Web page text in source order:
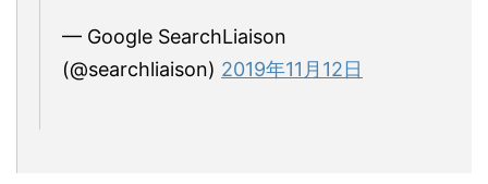
— Google SearchLiaison
(@searchliaison) 2019年11月12日